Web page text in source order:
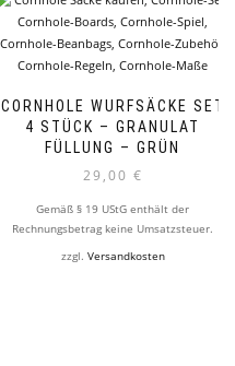
CORNHOLE WURFSÄCKE SET
4 STÜCK – GRANULAT
FÜLLUNG – GRÜN
29,00 €
Gemäß § 19 UStG enthält der
Rechnungsbetrag keine Umsatzsteuer.
zzgl. Versandkosten